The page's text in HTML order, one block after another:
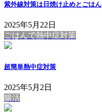
紫外線対策は日焼け止めとごはん
2025年5月22日
ごはんで熱中症対策
超簡単熱中症対策
2025年5月2日
腸活